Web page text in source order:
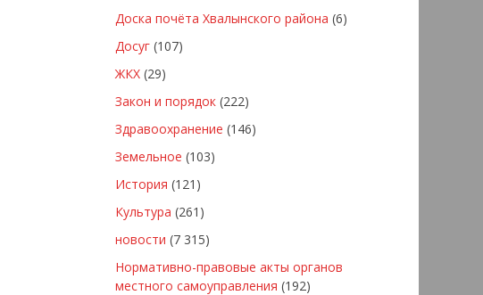
Доска почёта Хвалынского района (6)
Досуг (107)
ЖКХ (29)
Закон и порядок (222)
Здравоохранение (146)
Земельное (103)
История (121)
Культура (261)
новости (7 315)
Нормативно-правовые акты органов
местного самоуправления (192)